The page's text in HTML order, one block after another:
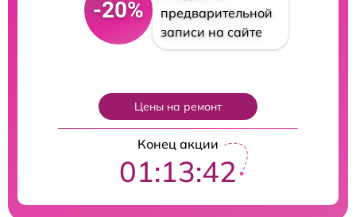
-20%
предварительной
записи на сайте
Цены на ремонт
Конец акции
01:13:41